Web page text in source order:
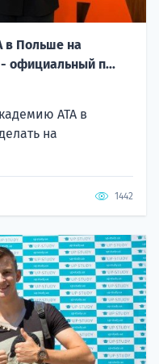
в Польше на
официальный п...
ATA в
на
1442